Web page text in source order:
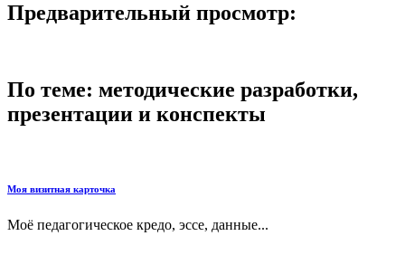
Предварительный просмотр:
По теме: методические разработки,
презентации и конспекты
Моя визитная карточка
Моё педагогическое кредо, эссе, данные...